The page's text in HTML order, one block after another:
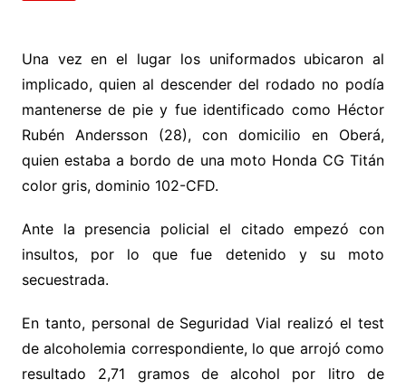
Una vez en el lugar los uniformados ubicaron al
implicado, quien al descender del rodado no podía
mantenerse de pie y fue identificado como Héctor
Rubén Andersson (28), con domicilio en Oberá,
quien estaba a bordo de una moto Honda CG Titán
color gris, dominio 102-CFD.
Ante la presencia policial el citado empezó con
insultos, por lo que fue detenido y su moto
secuestrada.
En tanto, personal de Seguridad Vial realizó el test
de alcoholemia correspondiente, lo que arrojó como
resultado 2,71 gramos de alcohol por litro de